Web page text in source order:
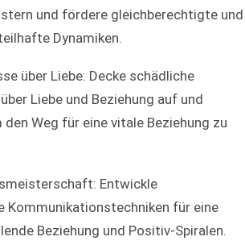
und fördere gleichberechtigte und
Dynamiken.
über Liebe: Decke schädliche
Liebe und Beziehung auf und
Weg für eine vitale Beziehung zu
Entwickle
für eine
Beziehung und Positiv-Spiralen.